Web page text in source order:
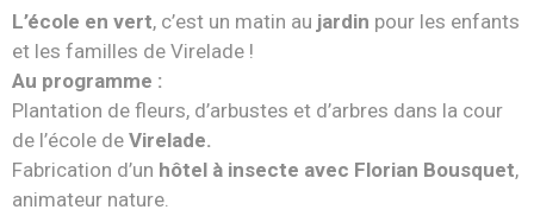
L’école en vert, c’est un matin au jardin pour les enfants
et les familles de Virelade !
Au programme :
Plantation de fleurs, d’arbustes et d’arbres dans la cour
de l’école de Virelade.
Fabrication d’un hôtel à insecte avec Florian Bousquet,
animateur nature.